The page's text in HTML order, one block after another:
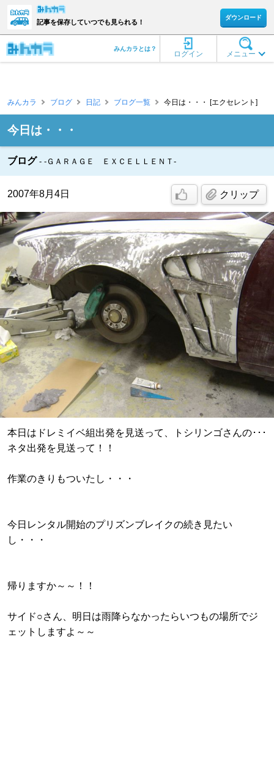
記事を保存していつでも見られる！
ダウンロード
メニュー
ログイン
みんカラとは？
みんカラ ブログ 日記 ブログ一覧 今日は・・・ [エクセレント]
今日は・・・
ブログ -ＧＡＲＡＧＥ ＥＸＣＥＬＬＥＮＴ-
2007年8月4日 クリップ
本日はドレミイベ組出発を見送って、トシリンゴさんの･･･
ネタ出発を見送って！！
作業のきりもついたし・・・
今日レンタル開始のプリズンブレイクの続き見たい
し・・・
帰りますか～～！！
サイド○さん、明日は雨降らなかったらいつもの場所でジ
ェットしますよ～～